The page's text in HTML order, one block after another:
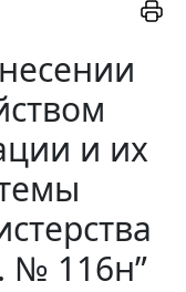
и их
№ 116н”